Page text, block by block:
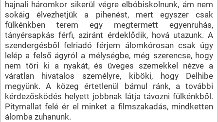
hajnali háromkor sikerül végre elbóbiskolnunk, ám nem
sokáig élvezhetjük a pihenést, mert egyszer csak
fülkénkben terem egy megtermett egyenruhás,
tányérsapkás férfi, aziránt érdeklődik, hová utazunk. A
szendergésből felriadó férjem álomkórosan csak úgy
lelép a felső ágyról a mélységbe, még szerencse, hogy
nem töri ki a nyakát, és üveges szemekkel nézve a
váratlan hivatalos személyre, kiböki, hogy Delhibe
megyünk. A közeg értetlenül bámul ránk, a további
kérdezősködés helyett jobbnak látja távozni fülkénkből.
Pitymallat felé ér el minket a filmszakadás, mindketten
álomba zuhanunk.